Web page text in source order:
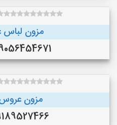
مزون لباس
09056454671
مزون عروس
09189527466